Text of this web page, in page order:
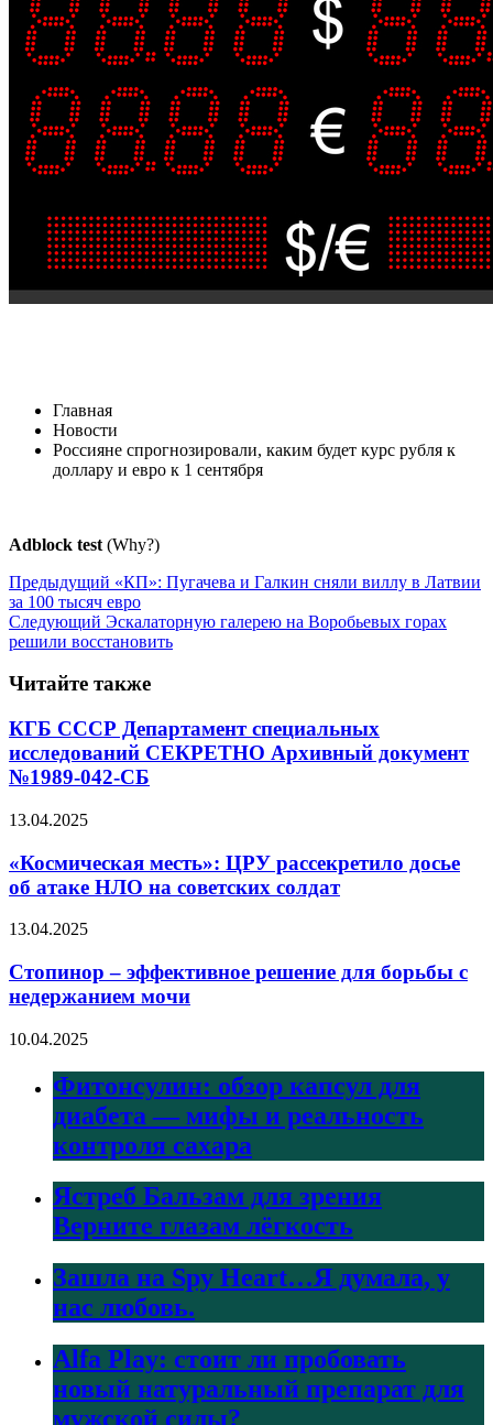
Главная
Новости
Россияне спрогнозировали, каким будет курс рубля к
доллару и евро к 1 сентября
Adblock test (Why?)
Предыдущий «КП»: Пугачева и Галкин сняли виллу в Латвии
за 100 тысяч евро
Следующий Эскалаторную галерею на Воробьевых горах
решили восстановить
Читайте также
КГБ СССР Департамент специальных
исследований СЕКРЕТНО Архивный документ
№1989-042-СБ
13.04.2025
«Космическая месть»: ЦРУ рассекретило досье
об атаке НЛО на советских солдат
13.04.2025
Стопинор – эффективное решение для борьбы с
недержанием мочи
10.04.2025
Фитонсулин: обзор капсул для
диабета — мифы и реальность
контроля сахара
Ястреб Бальзам для зрения
Верните глазам лёгкость
Зашла на Spy Heart…Я думала, у
нас любовь.
Alfa Play: стоит ли пробовать
новый натуральный препарат для
мужской силы?